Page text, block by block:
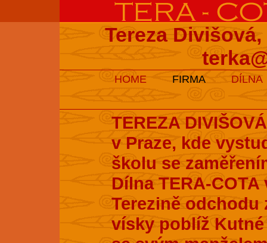
Tereza
HOME FIRMA DÍLNA
TEREZA
v Praze, kde
školu se
Dílna TERA-
Terezině odchodu
vísky poblíž Kutné